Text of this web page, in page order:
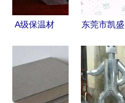
结构建材市
A级保温材
类、特点与
东莞市凯盛
品展示
—— 广东
中小企业商